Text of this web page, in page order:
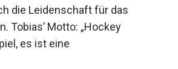
die Leidenschaft für
Tobias’ Motto:
ein Spiel, es ist eine